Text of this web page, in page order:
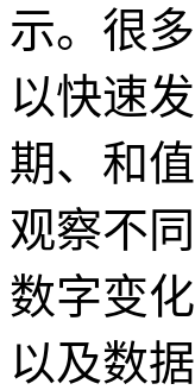
示。很
以快速
期、和
观察不
数字变
以及数